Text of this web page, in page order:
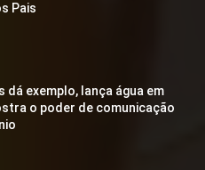
Pais
dá exemplo, lança água em
o poder de comunicação